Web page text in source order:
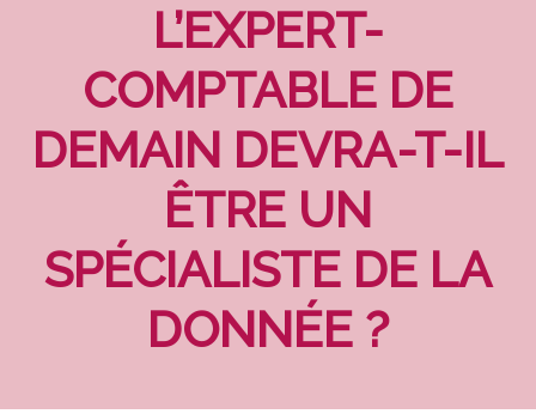
L’EXPERT-
COMPTABLE DE
DEMAIN DEVRA-T-IL
ÊTRE UN
SPÉCIALISTE DE LA
DONNÉE ?